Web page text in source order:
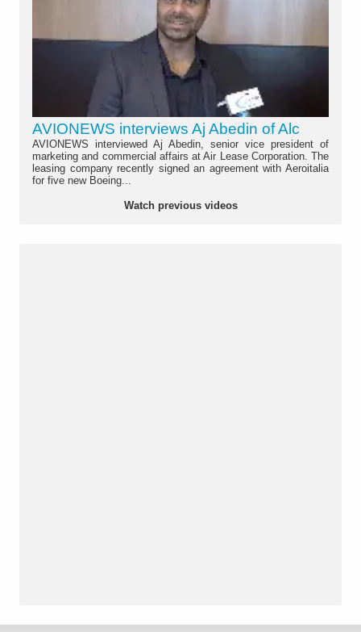
AVIONEWS interviews Aj Abedin of Alc
AVIONEWS interviewed Aj Abedin, senior vice president of
marketing and commercial affairs at Air Lease Corporation. The
leasing company recently signed an agreement with Aeroitalia
for five new Boeing...
Watch previous videos